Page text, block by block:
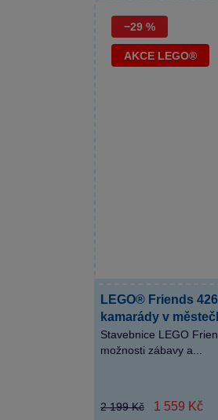
−29 %
AKCE LEGO®
LEGO® Friends
kamarády v
Stavebnice LEGO
možnosti zábavy a...
2 199 Kč
1 559 Kč